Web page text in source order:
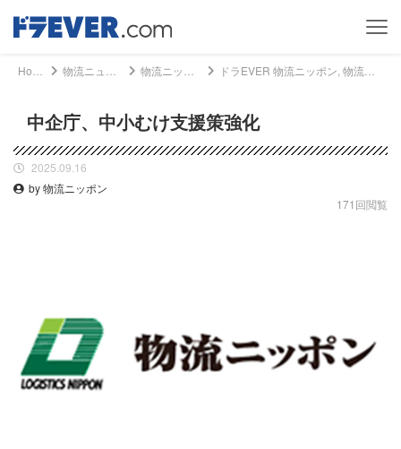
中企庁、中小むけ支援策強化
2025.09.16
by 物流ニッポン
171回閲覧